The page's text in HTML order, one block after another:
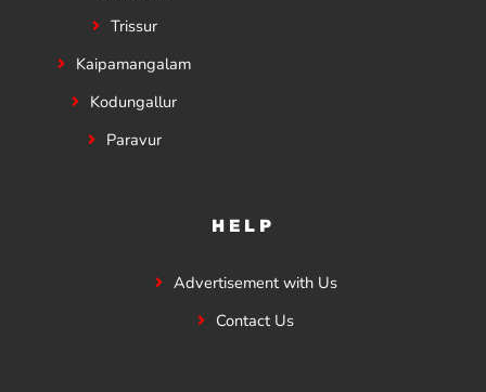
Trissur
Kaipamangalam
Kodungallur
Paravur
HELP
Advertisement with Us
Contact Us